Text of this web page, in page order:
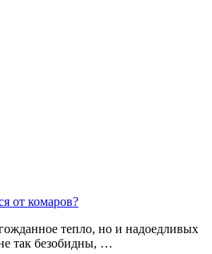
от комаров?
тепло, но и надоедливых
так безобидны, …